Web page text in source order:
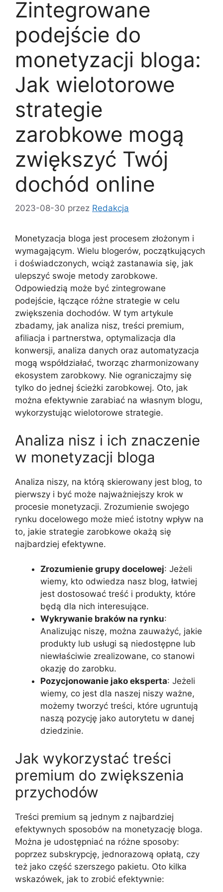
Zintegrowane
podejście do
monetyzacji bloga:
Jak wielotorowe
strategie
zarobkowe mogą
zwiększyć Twój
dochód online
2023-08-30 przez Redakcja
Monetyzacja bloga jest procesem złożonym i
wymagającym. Wielu blogerów, początkujących
i doświadczonych, wciąż zastanawia się, jak
ulepszyć swoje metody zarobkowe.
Odpowiedzią może być zintegrowane
podejście, łączące różne strategie w celu
zwiększenia dochodów. W tym artykule
zbadamy, jak analiza nisz, treści premium,
afiliacja i partnerstwa, optymalizacja dla
konwersji, analiza danych oraz automatyzacja
mogą współdziałać, tworząc zharmonizowany
ekosystem zarobkowy. Nie ograniczajmy się
tylko do jednej ścieżki zarobkowej. Oto, jak
można efektywnie zarabiać na własnym blogu,
wykorzystując wielotorowe strategie.
Analiza nisz i ich znaczenie
w monetyzacji bloga
Analiza niszy, na którą skierowany jest blog, to
pierwszy i być może najważniejszy krok w
procesie monetyzacji. Zrozumienie swojego
rynku docelowego może mieć istotny wpływ na
to, jakie strategie zarobkowe okażą się
najbardziej efektywne.
Zrozumienie grupy docelowej: Jeżeli
wiemy, kto odwiedza nasz blog, łatwiej
jest dostosować treść i produkty, które
będą dla nich interesujące.
Wykrywanie braków na rynku:
Analizując niszę, można zauważyć, jakie
produkty lub usługi są niedostępne lub
niewłaściwie zrealizowane, co stanowi
okazję do zarobku.
Pozycjonowanie jako eksperta: Jeżeli
wiemy, co jest dla naszej niszy ważne,
możemy tworzyć treści, które ugruntują
naszą pozycję jako autorytetu w danej
dziedzinie.
Jak wykorzystać treści
premium do zwiększenia
przychodów
Treści premium są jednym z najbardziej
efektywnych sposobów na monetyzację bloga.
Można je udostępniać na różne sposoby:
poprzez subskrypcję, jednorazową opłatą, czy
też jako część szerszego pakietu. Oto kilka
wskazówek, jak to zrobić efektywnie: